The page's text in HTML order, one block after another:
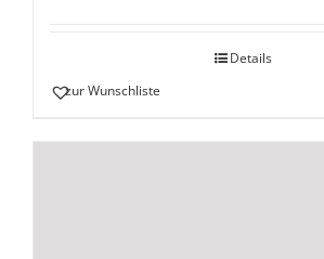
Details
zur Wunschliste